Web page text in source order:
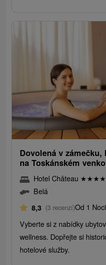
Dovolená v
na Toskánském
Hotel Château ★★★★
Belá
8,3 (3 recenzí)Od 1 Noci
Vyberte si z nabídky
wellness. Dopřejte si
hotelové služby.